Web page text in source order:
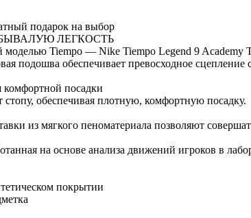
подарок на выбор
ЛЕГКОСТЬ
моделью Tiempo — Nike Tiempo Legend 9 Academy
подошва обеспечивает превосходное
комфортной посадки
стопу, обеспечивая плотную, комфортную посадку.
из мягкого пеноматериала позволяют
на основе анализа движений игроков в
покрытии